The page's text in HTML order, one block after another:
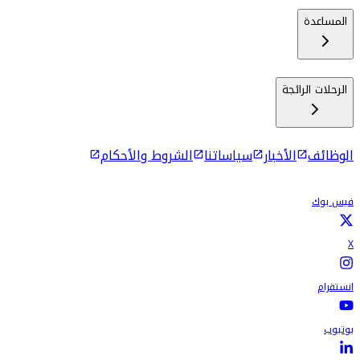
المساعدة
الرحلات الرائجة
الوظائف الأخبار سياساتنا الشروط والأحكام
فيس بوك
X
انستقرام
يوتيوب